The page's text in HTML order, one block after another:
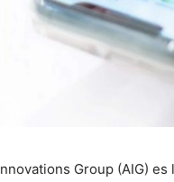
Group (AIG)